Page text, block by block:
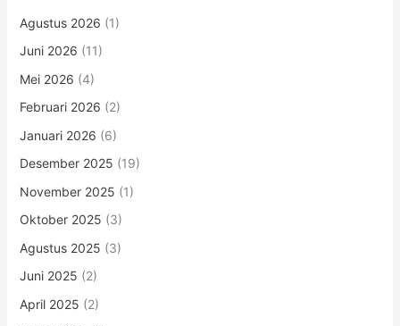
Agustus 2026 (1)
Juni 2026 (11)
Mei 2026 (4)
Februari 2026 (2)
Januari 2026 (6)
Desember 2025 (19)
November 2025 (1)
Oktober 2025 (3)
Agustus 2025 (3)
Juni 2025 (2)
April 2025 (2)